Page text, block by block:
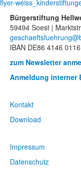
flyer-
Bürgerstiftung
59494 Soest |
IBAN DE86 4146
zum Newsletter
Anmeldung interner
Kontakt
Download
Impressum
Datenschutz